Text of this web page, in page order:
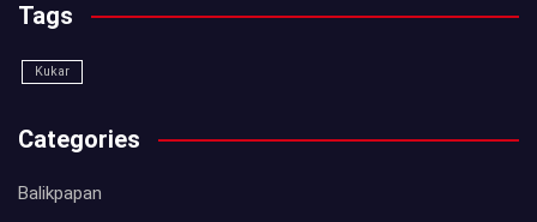
Tags
Kukar
Categories
Balikpapan